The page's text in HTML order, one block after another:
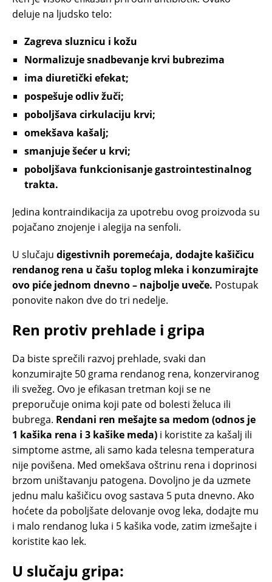
deluje na ljudsko telo:
Zagreva sluznicu i kožu
Normalizuje snadbevanje krvi bubrezima
ima diuretički efekat;
pospešuje odliv žuči;
poboljšava cirkulaciju krvi;
omekšava kašalj;
smanjuje šećer u krvi;
poboljšava funkcionisanje gastrointestinalnog
trakta.
Jedina kontraindikacija za upotrebu ovog proizvoda su
pojačano znojenje i alegija na senfoli.
U slučaju digestivnih poremećaja, dodajte kašičicu
rendanog rena u čašu toplog mleka i konzumirajte
ovo piće jednom dnevno – najbolje uveče. Postupak
ponovite nakon dve do tri nedelje.
Ren protiv prehlade i gripa
Da biste sprečili razvoj prehlade, svaki dan
konzumirajte 50 grama rendanog rena, konzerviranog
ili svežeg. Ovo je efikasan tretman koji se ne
preporučuje onima koji pate od bolesti želuca ili
bubrega. Rendani ren mešajte sa medom (odnos je
1 kašika rena i 3 kašike meda) i koristite za kašalj ili
simptome astme, ali samo kada telesna temperatura
nije povišena. Med omekšava oštrinu rena i doprinosi
brzom uništavanju patogena. Dovoljno je da uzmete
jednu malu kašičicu ovog sastava 5 puta dnevno. Ako
hoćete da poboljšate delovanje ovog leka, dodajte mu
i malo rendanog luka i 5 kašika vode, zatim izmešajte i
koristite kao lek.
U slučaju gripa: